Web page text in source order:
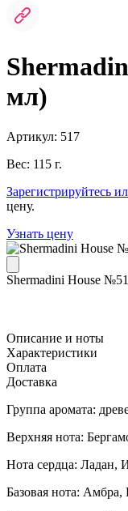
мл)
Артикул: 517
Вес: 115 г.
Зарегистрируйтесь
цену.
Узнать цену
Shermadini House
Описание и ноты
Характеристики
Оплата
Доставка
Группа аромата:
Верхняя нота:
Нота сердца: Ладан,
Базовая нота: